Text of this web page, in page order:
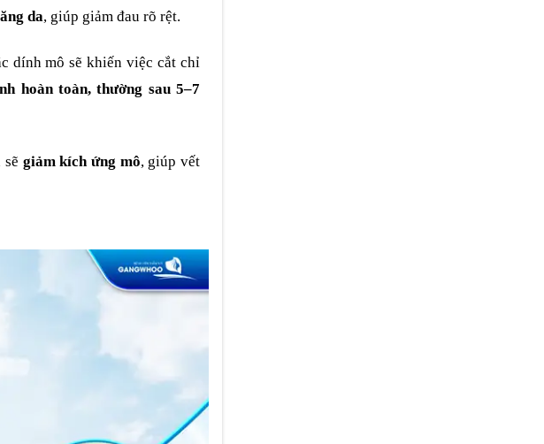
da, giúp giảm đau rõ rệt.
dính mô sẽ khiến việc cắt chỉ
hoàn toàn, thường sau 5–7
giảm kích ứng mô, giúp vết